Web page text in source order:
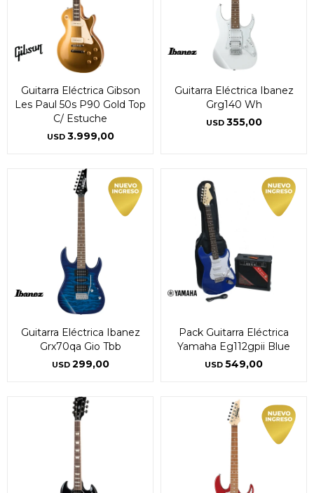
Guitarra Eléctrica Gibson
Les Paul 50s P90 Gold Top
C/ Estuche
USD 3.999,00
Guitarra Eléctrica Ibanez
Grg140 Wh
USD 355,00
Guitarra Eléctrica Ibanez
Grx70qa Gio Tbb
USD 299,00
Pack Guitarra Eléctrica
Yamaha Eg112gpii Blue
USD 549,00